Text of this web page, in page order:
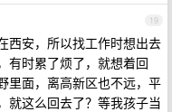
19
西安，所以找工作时想出去
有时累了烦了，就想着回
里面，离高新区也不远，平
就这么回去了？等我孩子当